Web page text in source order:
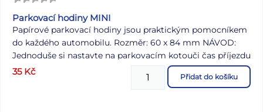
Parkovací hodiny MINI
Papírové parkovací hodiny jsou praktickým pomocníkem
do každého automobilu. Rozměr: 60 x 84 mm NÁVOD:
Jednoduše si nastavte na parkovacím kotouči čas příjezdu
Vašeho automobilu na parkoviště a umístěte jej viditelně
za čelní sklo. Výhodou jsou miniaturní rozměry a
35 Kč Přidat do košíku